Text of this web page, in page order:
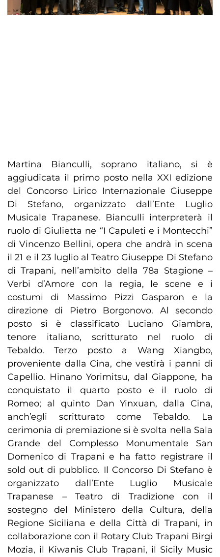
Martina Bianculli, soprano italiano, si è
aggiudicata il primo posto nella XXI edizione
del Concorso Lirico Internazionale Giuseppe
Di Stefano, organizzato dall’Ente Luglio
Musicale Trapanese. Bianculli interpreterà il
ruolo di Giulietta ne “I Capuleti e i Montecchi”
di Vincenzo Bellini, opera che andrà in scena
il 21 e il 23 luglio al Teatro Giuseppe Di Stefano
di Trapani, nell’ambito della 78a Stagione –
Verbi d’Amore con la regia, le scene e i
costumi di Massimo Pizzi Gasparon e la
direzione di Pietro Borgonovo. Al secondo
posto si è classificato Luciano Giambra,
tenore italiano, scritturato nel ruolo di
Tebaldo. Terzo posto a Wang Xiangbo,
proveniente dalla Cina, che vestirà i panni di
Capellio. Hinano Yorimitsu, dal Giappone, ha
conquistato il quarto posto e il ruolo di
Romeo; al quinto Dan Yinxuan, dalla Cina,
anch’egli scritturato come Tebaldo. La
cerimonia di premiazione si è svolta nella Sala
Grande del Complesso Monumentale San
Domenico di Trapani e ha fatto registrare il
sold out di pubblico. Il Concorso Di Stefano è
organizzato dall’Ente Luglio Musicale
Trapanese – Teatro di Tradizione con il
sostegno del Ministero della Cultura, della
Regione Siciliana e della Città di Trapani, in
collaborazione con il Rotary Club Trapani Birgi
Mozia, il Kiwanis Club Trapani, il Sicily Music